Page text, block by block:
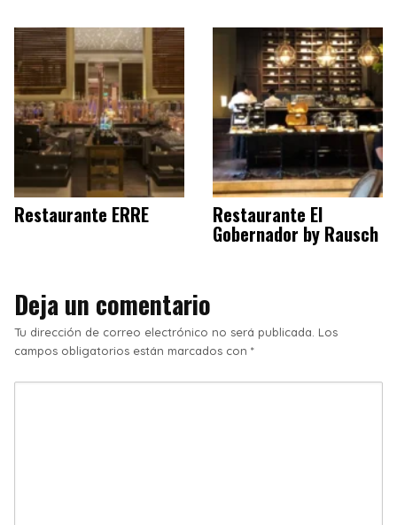
Restaurante ERRE Restaurante El
Gobernador by Rausch
Deja un comentario
Tu dirección de correo electrónico no será publicada. Los
campos obligatorios están marcados con *